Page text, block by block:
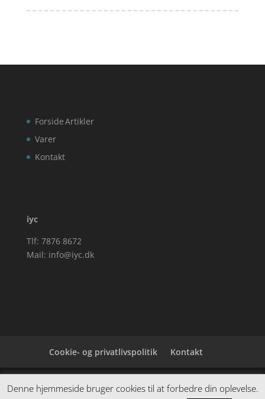
Forside
Varer
Kontakt
Artikler
iyc
Tlf: 7876 8672
Mail: info@iyc.dk
Cookie- og privatlivspolitik Kontakt
Denne hjemmeside samler et bredt udvalg af
spændende varer. Siden er et affiiliatesite, og nogle
Denne hjemmeside bruger cookies til at forbedre din oplevelse.